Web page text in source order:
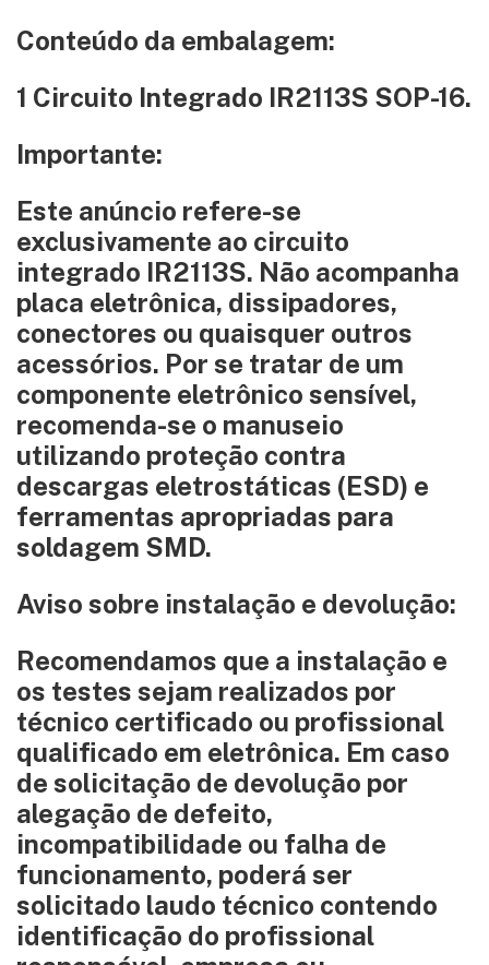
Conteúdo da embalagem:
1 Circuito Integrado IR2113S SOP-16.
Importante:
Este anúncio refere-se
exclusivamente ao circuito
integrado IR2113S. Não acompanha
placa eletrônica, dissipadores,
conectores ou quaisquer outros
acessórios. Por se tratar de um
componente eletrônico sensível,
recomenda-se o manuseio
utilizando proteção contra
descargas eletrostáticas (ESD) e
ferramentas apropriadas para
soldagem SMD.
Aviso sobre instalação e devolução:
Recomendamos que a instalação e
os testes sejam realizados por
técnico certificado ou profissional
qualificado em eletrônica. Em caso
de solicitação de devolução por
alegação de defeito,
incompatibilidade ou falha de
funcionamento, poderá ser
solicitado laudo técnico contendo
identificação do profissional